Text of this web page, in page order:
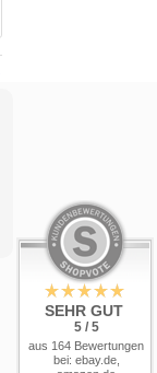
SEHR GUT
5 / 5
aus 164 Bewertungen
bei: ebay.de,